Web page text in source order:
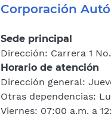
Corporación
Sede principal
Dirección: Carrera 1
Horario de atención
Dirección general:
Otras dependencias:
Viernes: 07:00 a.m. a